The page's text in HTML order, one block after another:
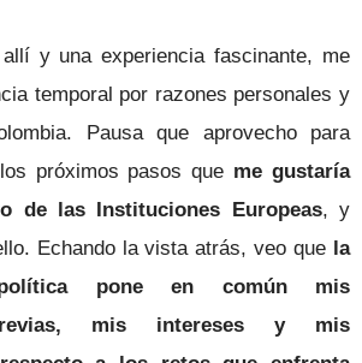
y una experiencia fascinante, me
temporal por razones personales y
Pausa que aprovecho para
próximos pasos que me gustaría
de las Instituciones Europeas, y
Echando la vista atrás, veo que la
política pone en común mis
mis intereses y mis